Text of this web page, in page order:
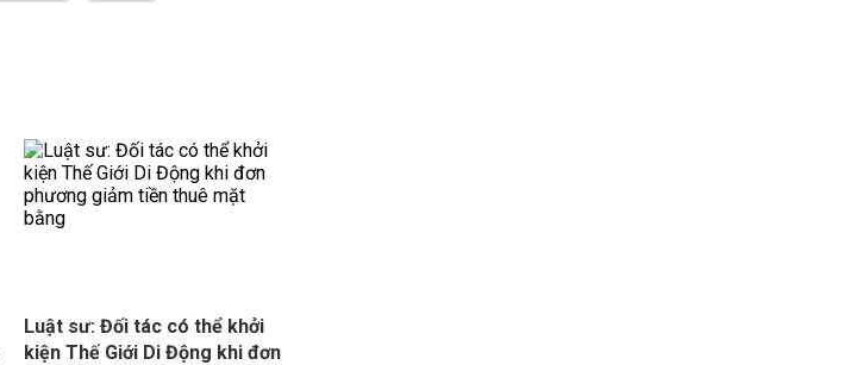
Luật sư: Đối tác có thể khởi
kiện Thế Giới Di Động khi đơn